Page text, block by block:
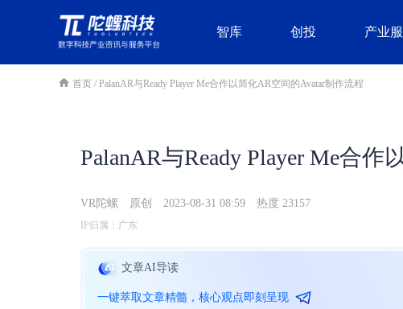
智库 创投 产业
首页 / PalanAR与Ready Player Me合作以简化AR空间的Avatar制作流程
PalanAR与Ready Player Me合
VR陀螺 原创 2023-08-31 08:59 热度 23157
IP归属：广东
文章AI导读
一键萃取文章精髓，核心观点即刻呈现